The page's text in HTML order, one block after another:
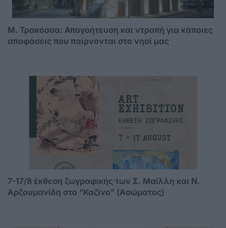
Μ. Τρακόσσα: Απογοήτευση και ντροπή για κάποιες
αποφάσεις που παίρνονται στο νησί μας
7-17/8 έκθεση ζωγραφικής των Σ. Μαϊλλη και Ν.
Αρζουμανίδη στο “Καζίνο” (Ασώματος)